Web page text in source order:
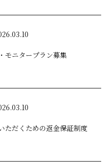
モニタープラン募集
ただくための返金保証制度